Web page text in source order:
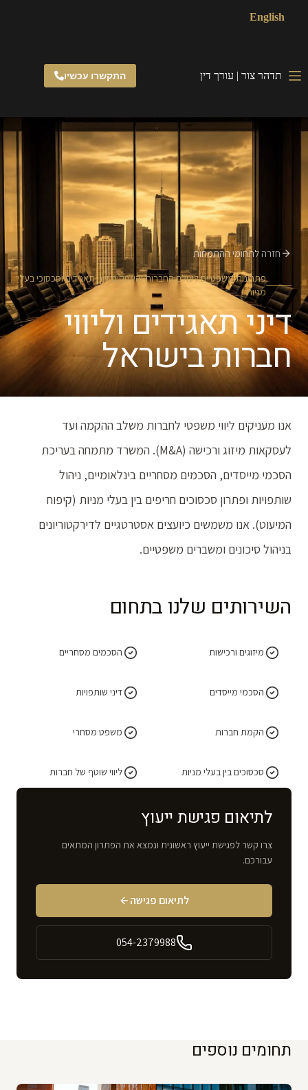
English
תדהר צור | עורך דין התקשרו עכשיו
חזרה לתחומי ההתמחות
פתרונות משפטיים לעולם החברות והעסקים דיני תאגידים וסכסוכי בעלי
מניות
דיני תאגידים וליווי
חברות בישראל
אנו מעניקים ליווי משפטי לחברות משלב ההקמה ועד
לעסקאות מיזוג ורכישה (M&A). המשרד מתמחה בעריכת
הסכמי מייסדים, הסכמים מסחריים בינלאומיים, ניהול
שותפויות ופתרון סכסוכים חריפים בין בעלי מניות (קיפוח
המיעוט). אנו משמשים כיועצים אסטרטגיים לדירקטוריונים
בניהול סיכונים ומשברים משפטיים.
השירותים שלנו בתחום
מיזוגים ורכישות הסכמים מסחריים
הסכמי מייסדים דיני שותפויות
הקמת חברות משפט מסחרי
סכסוכים בין בעלי מניות ליווי שוטף של חברות
לתיאום פגישת ייעוץ
צרו קשר לפגישת ייעוץ ראשונית ונמצא את הפתרון המתאים
עבורכם.
לתיאום פגישה
054-2379988
תחומים נוספים